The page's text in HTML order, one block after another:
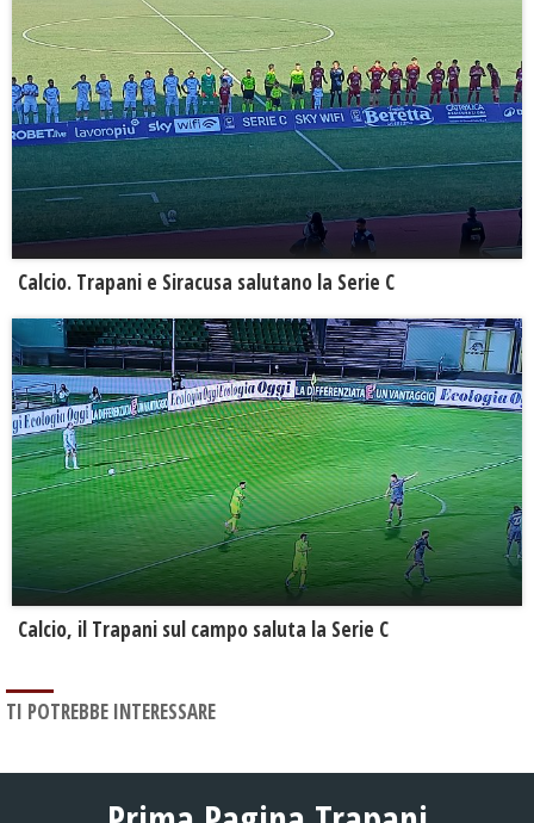
Calcio. Trapani e Siracusa salutano la Serie C
Calcio, il Trapani sul campo saluta la Serie C
TI POTREBBE INTERESSARE